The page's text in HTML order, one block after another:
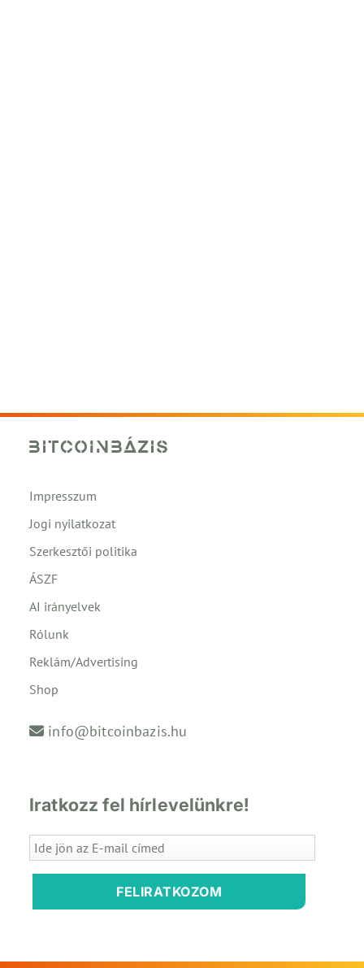
Impresszum
Jogi nyilatkozat
Szerkesztői politika
ÁSZF
AI irányelvek
Rólunk
Reklám/Advertising
Shop
info@bitcoinbazis.hu
Iratkozz fel hírlevelünkre!
FELIRATKOZOM